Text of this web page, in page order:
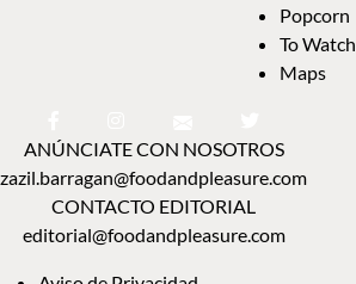
Popcorn
To Watch
Maps
ANÚNCIATE CON NOSOTROS
zazil.barragan@foodandpleasure.com
CONTACTO EDITORIAL
editorial@foodandpleasure.com